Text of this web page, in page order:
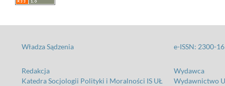
Władza Sądzenia e-ISSN: 2300-
Redakcja
Katedra Socjologii Polityki i Moralności IS UŁ
Wydawca
Wydawnictwo